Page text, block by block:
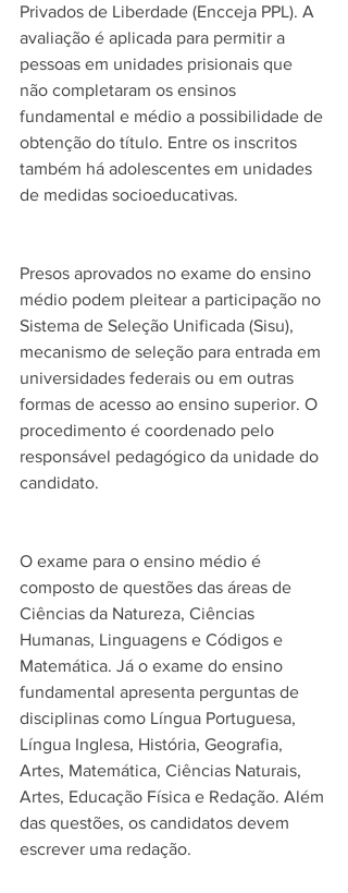
Privados de Liberdade (Encceja PPL). A
avaliação é aplicada para permitir a
pessoas em unidades prisionais que
não completaram os ensinos
fundamental e médio a possibilidade de
obtenção do título. Entre os inscritos
também há adolescentes em unidades
de medidas socioeducativas.
Presos aprovados no exame do ensino
médio podem pleitear a participação no
Sistema de Seleção Unificada (Sisu),
mecanismo de seleção para entrada em
universidades federais ou em outras
formas de acesso ao ensino superior. O
procedimento é coordenado pelo
responsável pedagógico da unidade do
candidato.
O exame para o ensino médio é
composto de questões das áreas de
Ciências da Natureza, Ciências
Humanas, Linguagens e Códigos e
Matemática. Já o exame do ensino
fundamental apresenta perguntas de
disciplinas como Língua Portuguesa,
Língua Inglesa, História, Geografia,
Artes, Matemática, Ciências Naturais,
Artes, Educação Física e Redação. Além
das questões, os candidatos devem
escrever uma redação.